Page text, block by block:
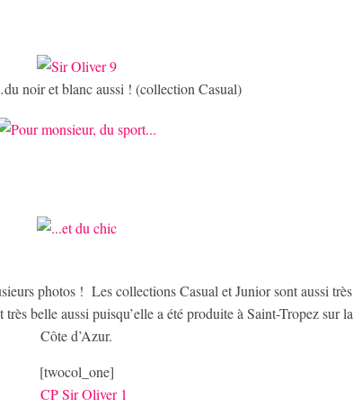
noir et blanc aussi ! (collection Casual)
photos ! Les collections Casual et Junior sont aussi très
belle aussi puisqu’elle a été produite à Saint-Tropez sur la
Côte d’Azur.
[twocol_one]